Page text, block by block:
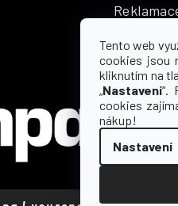
Tento web
cookies jsou
kliknutím na
„Nastavení“.
cookies
nákup!
Nastavení
Kontakty